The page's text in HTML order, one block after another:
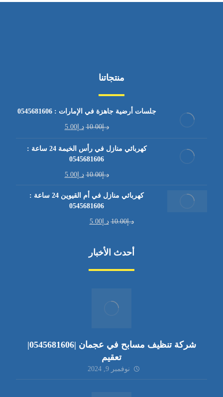
منتجاتنا
جلسات أرضية جاهزة في الإمارات : 0545681606
د.إ10.00 د.إ5.00
كهربائي منازل في رأس الخيمة 24 ساعة :
0545681606
د.إ10.00 د.إ5.00
كهربائي منازل في أم القيوين 24 ساعة :
0545681606
د.إ10.00 د.إ5.00
أحدث الأخبار
شركة تنظيف مسابح في عجمان |0545681606|
تعقيم
نوفمبر 9, 2024